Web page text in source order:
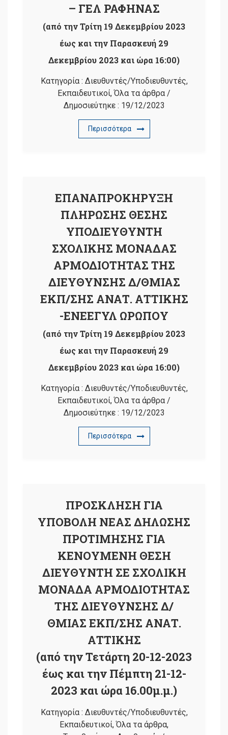
– ΓΕΛ ΡΑΦΗΝΑΣ
(από την Τρίτη 19 Δεκεμβρίου 2023
έως και την Παρασκευή 29
Δεκεμβρίου 2023 και ώρα 16:00)
Κατηγορία : Διευθυντές/Υποδιευθυντές,
Εκπαιδευτικοί,Όλα τα άρθρα /
Δημοσιεύτηκε : 19/12/2023
Περισσότερα
ΕΠΑΝΑΠΡΟΚΗΡΥΞΗ
ΠΛΗΡΩΣΗΣ ΘΕΣΗΣ
ΥΠΟΔΙΕΥΘΥΝΤΗ
ΣΧΟΛΙΚΗΣ ΜΟΝΑΔΑΣ
ΑΡΜΟΔΙΟΤΗΤΑΣ ΤΗΣ
ΔΙΕΥΘΥΝΣΗΣ Δ/ΘΜΙΑΣ
ΕΚΠ/ΣΗΣ ΑΝΑΤ. ΑΤΤΙΚΗΣ
-ΕΝΕΕΓΥΛ ΩΡΩΠΟΥ
(από την Τρίτη 19 Δεκεμβρίου 2023
έως και την Παρασκευή 29
Δεκεμβρίου 2023 και ώρα 16:00)
Κατηγορία : Διευθυντές/Υποδιευθυντές,
Εκπαιδευτικοί,Όλα τα άρθρα /
Δημοσιεύτηκε : 19/12/2023
Περισσότερα
ΠΡΟΣΚΛΗΣΗ ΓΙΑ
ΥΠΟΒΟΛΗ ΝΕΑΣ ΔΗΛΩΣΗΣ
ΠΡΟΤΙΜΗΣΗΣ ΓΙΑ
ΚΕΝΟΥΜΕΝΗ ΘΕΣΗ
ΔΙΕΥΘΥΝΤΗ ΣΕ ΣΧΟΛΙΚΗ
ΜΟΝΑΔΑ ΑΡΜΟΔΙΟΤΗΤΑΣ
ΤΗΣ ΔΙΕΥΘΥΝΣΗΣ Δ/
ΘΜΙΑΣ ΕΚΠ/ΣΗΣ ΑΝΑΤ.
ΑΤΤΙΚΗΣ
(από την Τετάρτη 20-12-2023
έως και την Πέμπτη 21-12-
2023 και ώρα 16.00μ.μ.)
Κατηγορία : Διευθυντές/Υποδιευθυντές,
Εκπαιδευτικοί,Όλα τα άρθρα,